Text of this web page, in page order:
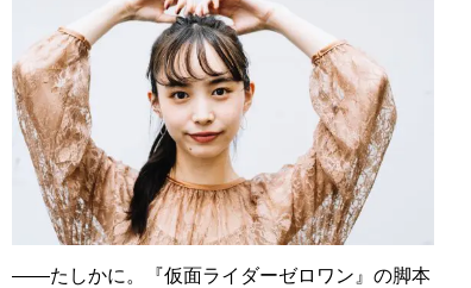
――たしかに。『仮面ライダーゼロワン』の脚本